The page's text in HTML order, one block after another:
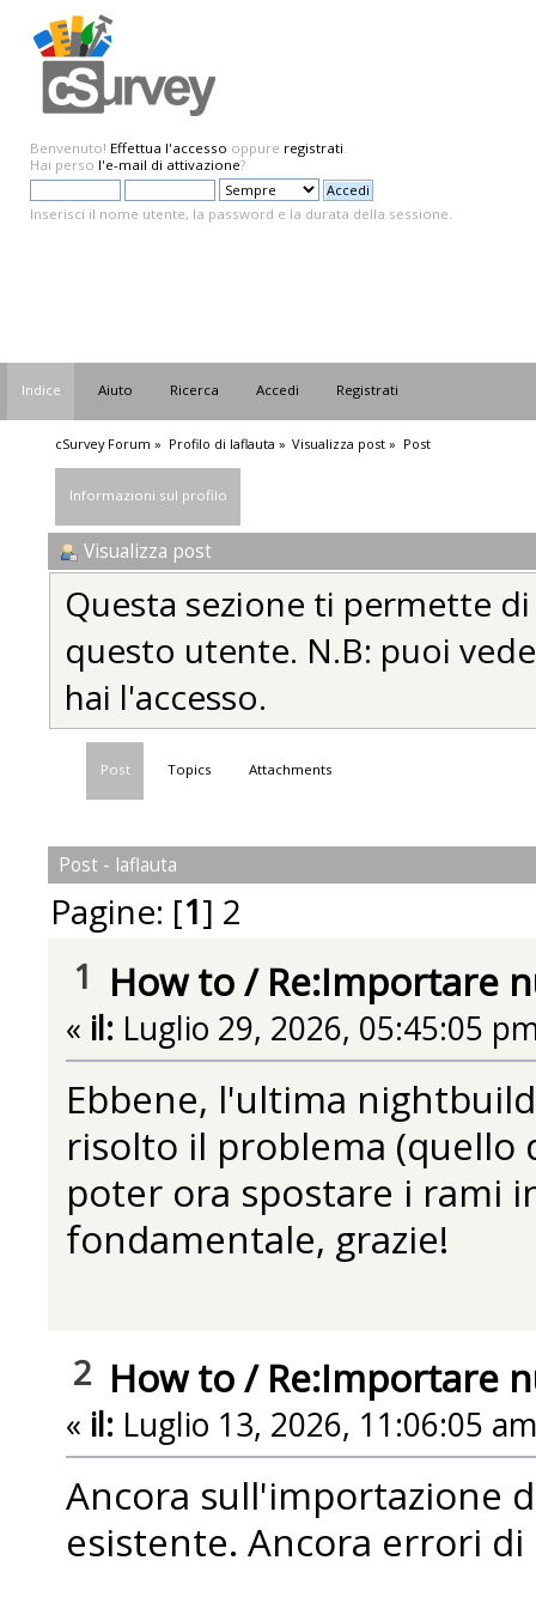
Benvenuto! Effettua l'accesso oppure registrati.
Hai perso l'e-mail di attivazione?
Inserisci il nome utente, la password e la durata della sessione.
Indice Aiuto Ricerca Accedi Registrati
cSurvey Forum » Profilo di laflauta » Visualizza post » Post
Informazioni sul profilo
Visualizza post
Questa sezione ti permette
questo utente. N.B: puoi
hai l'accesso.
Post Topics Attachments
Post - laflauta
Pagine: [1] 2
1 How to/ Re:Importare
« il: Luglio 29, 2026, 05:45:05
Ebbene, l'ultima
risolto il problema
poter ora spostare i rami
fondamentale, grazie!
2 How to/ Re:Importare
« il: Luglio 13, 2026, 11:06:05
Ancora sull'importazione
esistente. Ancora errori